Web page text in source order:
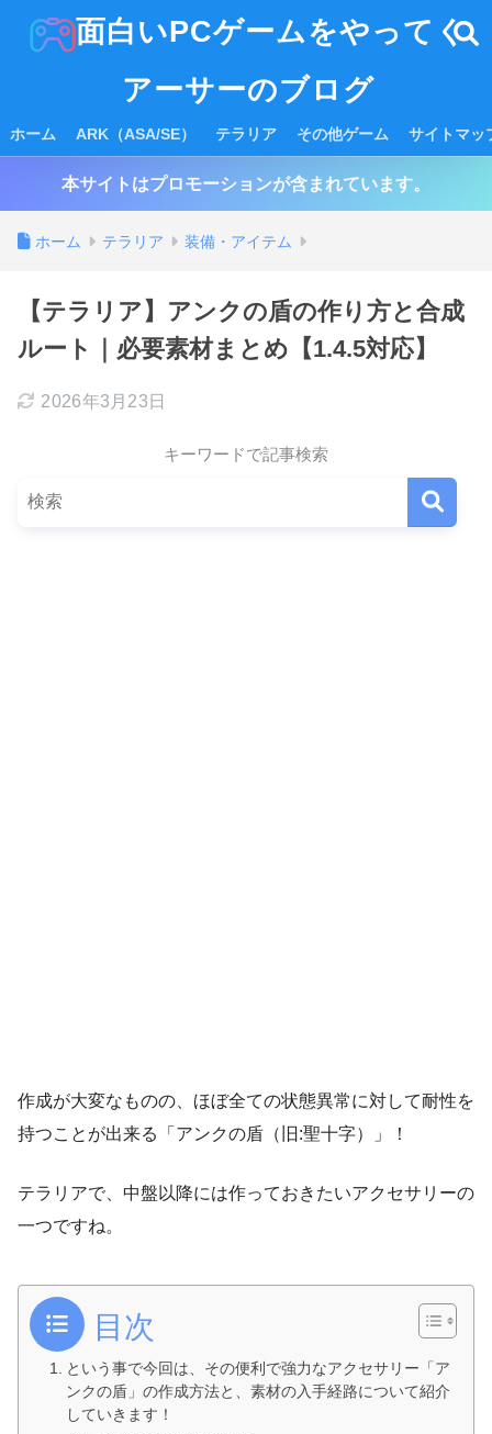
面白いPCゲームをやってく
アーサーのブログ
ホーム ARK（ASA/SE） テラリア その他ゲーム サイトマッ
本サイトはプロモーションが含まれています。
ホーム テラリア 装備・アイテム
【テラリア】アンクの盾の作り方と合成
ルート｜必要素材まとめ【1.4.5対応】
2026年3月23日
キーワードで記事検索
作成が大変なものの、ほぼ全ての状態異常に対して耐性を
持つことが出来る「アンクの盾（旧:聖十字）」！
テラリアで、中盤以降には作っておきたいアクセサリーの
一つですね。
目次
という事で今回は、その便利で強力なアクセサリー「ア
ンクの盾」の作成方法と、素材の入手経路について紹介
していきます！